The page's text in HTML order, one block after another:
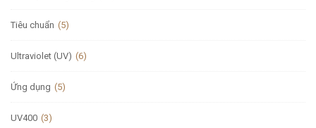
Tiêu chuẩn (5)
Ultraviolet (UV) (6)
Ứng dụng (5)
UV400 (3)